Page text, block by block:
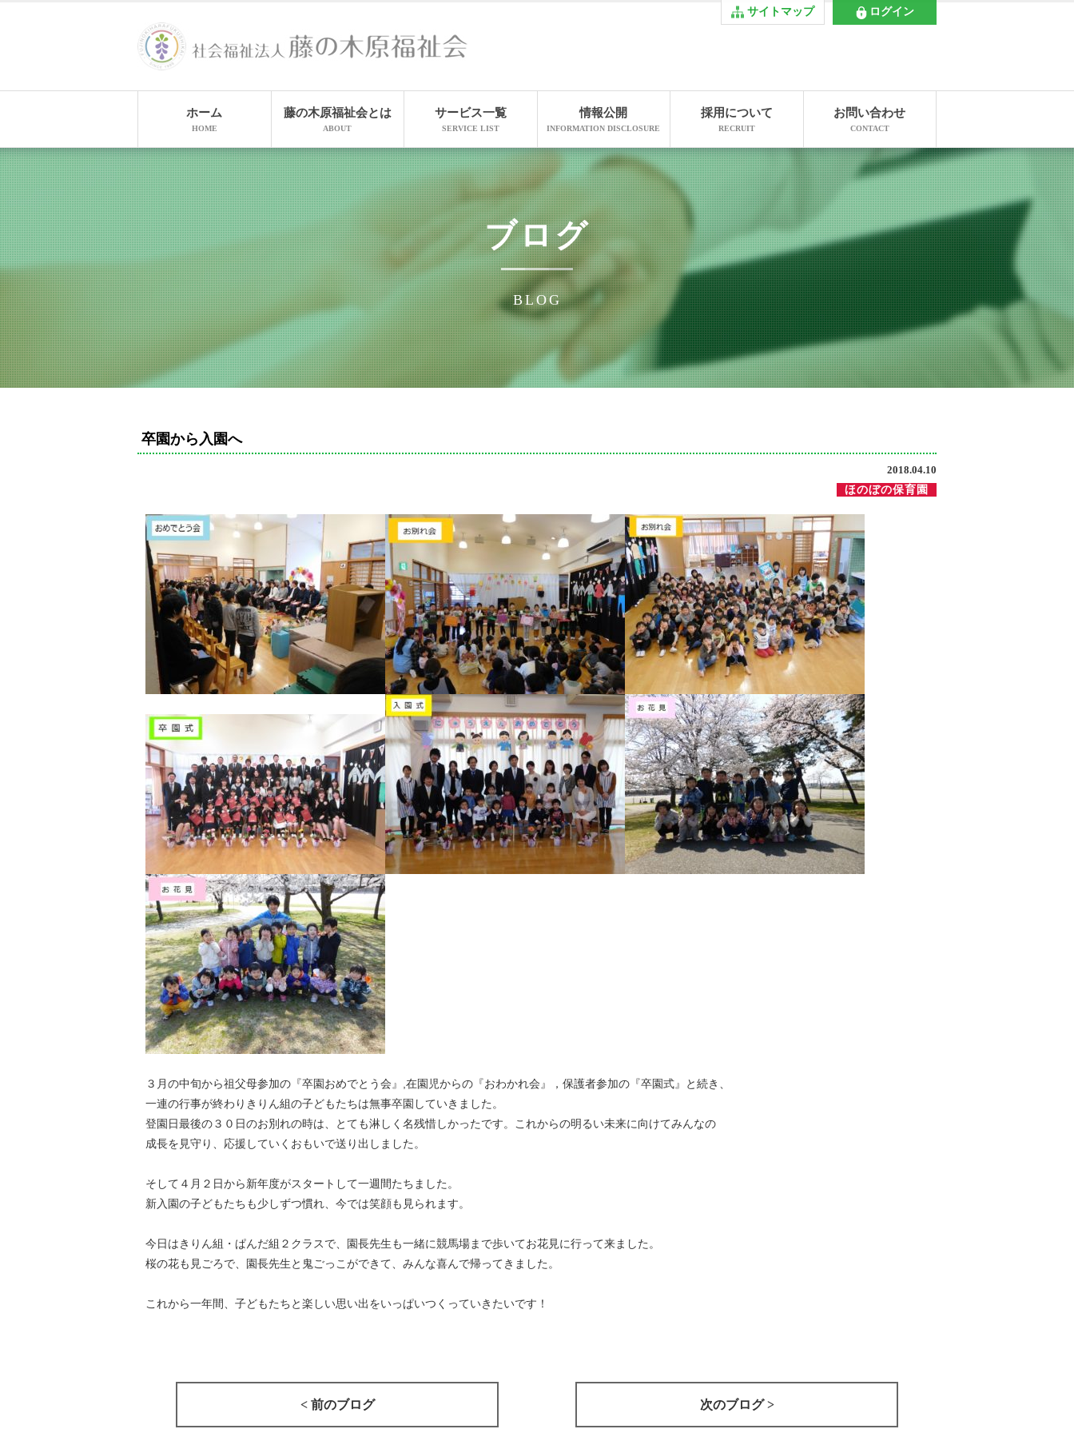
サイトマップ ログイン
ホーム
HOME
藤の木原福祉会とは
ABOUT
サービス一覧
SERVICE LIST
情報公開
INFORMATION DISCLOSURE
採用について
RECRUIT
お問い合わせ
CONTACT
ブログ
BLOG
卒園から入園へ
2018.04.10
ほのぼの保育園
３月の中旬から祖父母参加の『卒園おめでとう会』,在園児からの『おわかれ会』，保護者参加の『卒園式』と続き、
一連の行事が終わりきりん組の子どもたちは無事卒園していきました。
登園日最後の３０日のお別れの時は、とても淋しく名残惜しかったです。これからの明るい未来に向けてみんなの
成長を見守り、応援していくおもいで送り出しました。
そして４月２日から新年度がスタートして一週間たちました。
新入園の子どもたちも少しずつ慣れ、今では笑顔も見られます。
今日はきりん組・ぱんだ組２クラスで、園長先生も一緒に競馬場まで歩いてお花見に行って来ました。
桜の花も見ごろで、園長先生と鬼ごっこができて、みんな喜んで帰ってきました。
これから一年間、子どもたちと楽しい思い出をいっぱいつくっていきたいです！
< 前のブログ 次のブログ >